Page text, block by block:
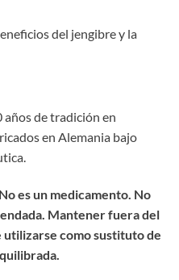
del jengibre y la
años de tradición en
en Alemania bajo
es un medicamento. No
Mantener fuera del
utilizarse como sustituto de